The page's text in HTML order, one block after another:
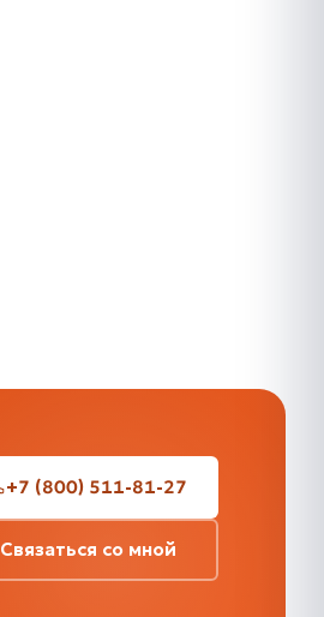
+7 (800) 511-81-27
Связаться со мной